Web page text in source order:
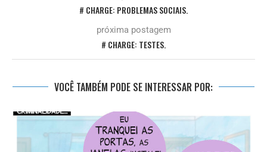
# CHARGE: PROBLEMAS SOCIAIS.
próxima postagem
# CHARGE: TESTES.
VOCÊ TAMBÉM PODE SE INTERESSAR POR: